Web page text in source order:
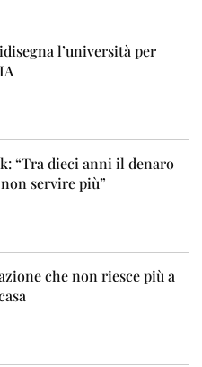
l’università per
“Tra dieci anni il denaro
servire più”
che non riesce più a